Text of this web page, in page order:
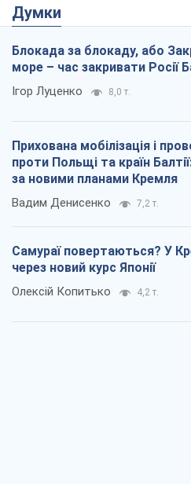
Думки
Блокада за блокаду, або
море – час закривати Росії
Ігор Луценко 8,0 т.
Прихована мобілізація і
проти Польщі та країн
за новими планами Кремля
Вадим Денисенко 7,2 т.
Самураї повертаються? У
через новий курс Японії
Олексій Копитько 4,2 т.